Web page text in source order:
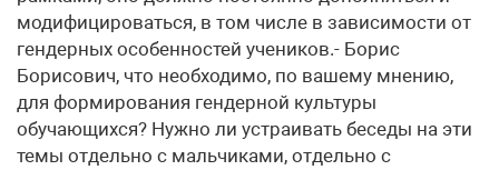
модифицироваться, в том числе в зависимости от
гендерных особенностей учеников.- Борис
Борисович, что необходимо, по вашему мнению,
для формирования гендерной культуры
обучающихся? Нужно ли устраивать беседы на эти
темы отдельно с мальчиками, отдельно с